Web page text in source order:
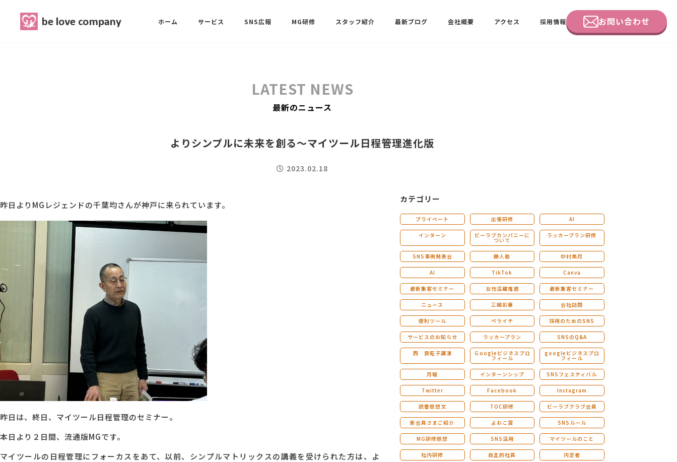
ホーム サービス
MG研修 ストレングスファインダー研修
SNS広報 MG研修 スタッフ紹介 最新ブログ 会社概要 アクセス 採用情報 お問い合わせ
最新ブログ
会社概要
アクセス
採用情報
お問い合わせ
LATEST NEWS
最新のニュース
よりシンプルに未来を創る～マイツール日程管理進化版
2023.02.18
昨日よりMGレジェンドの千葉均さんが神戸に来られています。
昨日は、終日、マイツール日程管理のセミナー。
本日より２日間、流通版MGです。
マイツールの日程管理にフォーカスをあて、以前、シンプルマトリックスの講義を受けられた方は、よ
カテゴリー
プライベート 出張研修 AI
インターン ビーラブカンパニーに
ついて
ラッカープラン研修
SNS事例発表会 勝人塾 中村美月
AI TikTok Canva
最新集客セミナー 女性活躍推進 最新集客セミナー
ニュース 三國彩華 会社訪問
便利ツール ペライチ 採用のためのSNS
サービスのお知らせ ラッカープラン SNSのQ&A
西 良旺子講演 Ｇoogleビジネスプロ
フィール
googleビジネスプロ
フィール
月報 インターンシップ SNSフェスティバル
Twitter Facebook Instagram
読書感想文 TOC研修 ビーラブクラブ会員
新会員さまご紹介 よおこ賞 SNSルール
MG研修感想 SNS活用 マイツールのこと
社内研修 自主的社員 内定者